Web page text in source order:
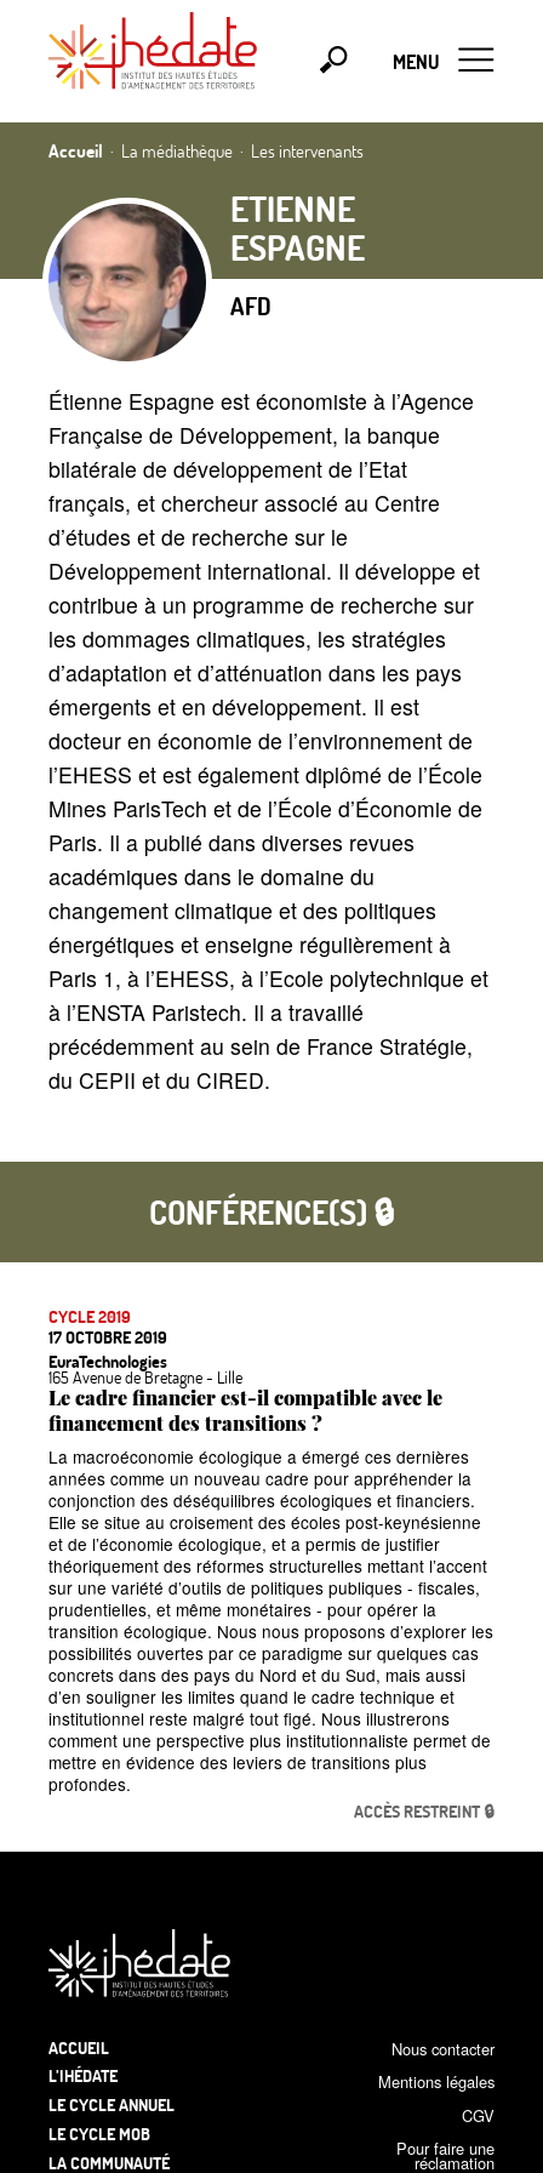
MENU
Accueil La médiathèque Les intervenants
ETIENNE
ESPAGNE
AFD
Étienne Espagne est économiste à l’Agence
Française de Développement, la banque
bilatérale de développement de l’Etat
français, et chercheur associé au Centre
d’études et de recherche sur le
Développement international. Il développe et
contribue à un programme de recherche sur
les dommages climatiques, les stratégies
d’adaptation et d’atténuation dans les pays
émergents et en développement. Il est
docteur en économie de l’environnement de
l’EHESS et est également diplômé de l’École
Mines ParisTech et de l’École d’Économie de
Paris. Il a publié dans diverses revues
académiques dans le domaine du
changement climatique et des politiques
énergétiques et enseigne régulièrement à
Paris 1, à l’EHESS, à l’Ecole polytechnique et
à l’ENSTA Paristech. Il a travaillé
précédemment au sein de France Stratégie,
du CEPII et du CIRED.
CONFÉRENCE(S) 🔒
CYCLE 2019
17 OCTOBRE 2019
EuraTechnologies
165 Avenue de Bretagne - Lille
Le cadre financier est-il compatible avec le
financement des transitions?
La macroéconomie écologique a émergé ces dernières
années comme un nouveau cadre pour appréhender la
conjonction des déséquilibres écologiques et financiers.
Elle se situe au croisement des écoles post-keynésienne
et de l’économie écologique, et a permis de justifier
théoriquement des réformes structurelles mettant l’accent
sur une variété d’outils de politiques publiques - fiscales,
prudentielles, et même monétaires - pour opérer la
transition écologique. Nous nous proposons d’explorer les
possibilités ouvertes par ce paradigme sur quelques cas
concrets dans des pays du Nord et du Sud, mais aussi
d’en souligner les limites quand le cadre technique et
institutionnel reste malgré tout figé. Nous illustrerons
comment une perspective plus institutionnaliste permet de
mettre en évidence des leviers de transitions plus
profondes.
ACCÈS RESTREINT 🔒
ACCUEIL
L’IHÉDATE
LE CYCLE ANNUEL
LE CYCLE MOB
LA COMMUNAUTÉ
Nous contacter
Mentions légales
CGV
Pour faire une
réclamation